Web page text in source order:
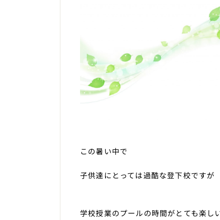
この暑い中で
子供達にとっては過酷な登下校ですが
学校授業のプールの時間がとても楽し